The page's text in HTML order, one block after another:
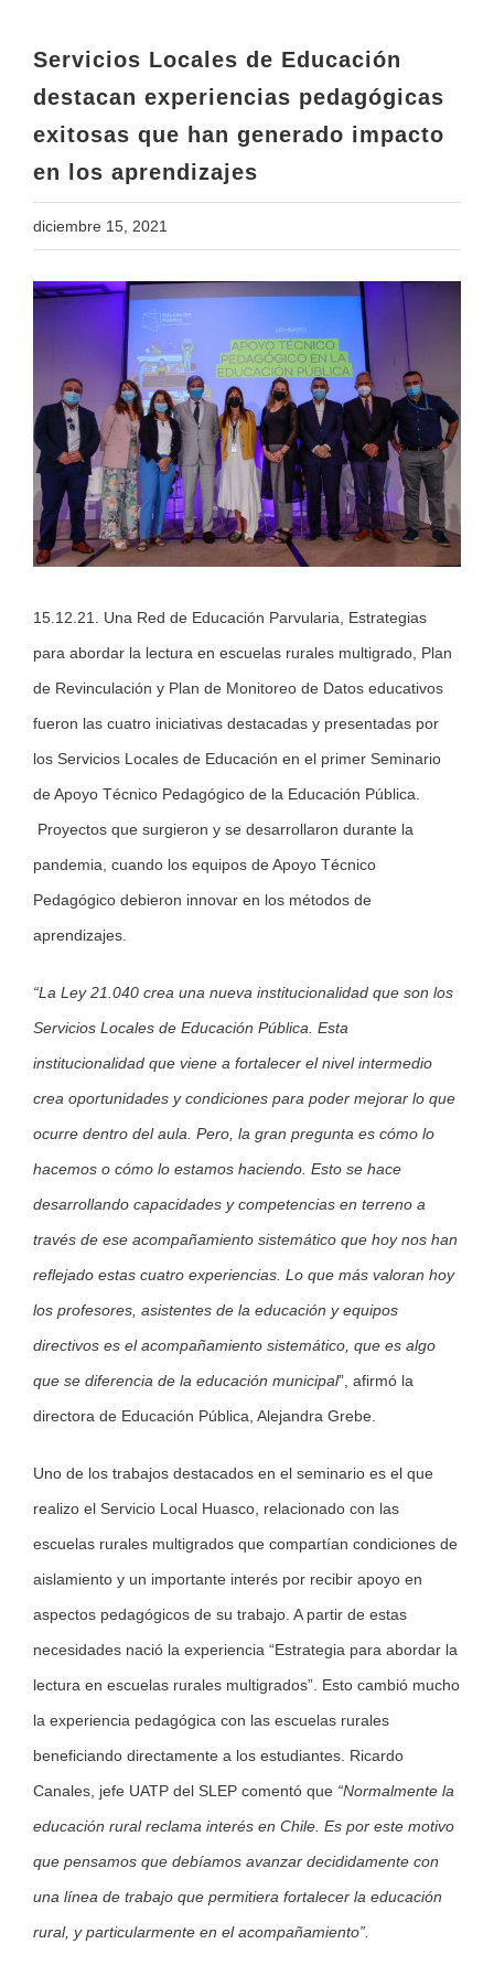
Servicios Locales de Educación
destacan experiencias pedagógicas
exitosas que han generado impacto
en los aprendizajes
diciembre 15, 2021
View
15.12.21. Una Red de Educación Parvularia, Estrategias
para abordar la lectura en escuelas rurales multigrado, Plan
de Revinculación y Plan de Monitoreo de Datos educativos
fueron las cuatro iniciativas destacadas y presentadas por
los Servicios Locales de Educación en el primer Seminario
de Apoyo Técnico Pedagógico de la Educación Pública.
Proyectos que surgieron y se desarrollaron durante la
pandemia, cuando los equipos de Apoyo Técnico
Pedagógico debieron innovar en los métodos de
aprendizajes.
“La Ley 21.040 crea una nueva institucionalidad que son los
Servicios Locales de Educación Pública. Esta
institucionalidad que viene a fortalecer el nivel intermedio
crea oportunidades y condiciones para poder mejorar lo que
ocurre dentro del aula. Pero, la gran pregunta es cómo lo
hacemos o cómo lo estamos haciendo. Esto se hace
desarrollando capacidades y competencias en terreno a
través de ese acompañamiento sistemático que hoy nos han
reflejado estas cuatro experiencias. Lo que más valoran hoy
los profesores, asistentes de la educación y equipos
directivos es el acompañamiento sistemático, que es algo
que se diferencia de la educación municipal”, afirmó la
directora de Educación Pública, Alejandra Grebe.
Uno de los trabajos destacados en el seminario es el que
realizo el Servicio Local Huasco, relacionado con las
escuelas rurales multigrados que compartían condiciones de
aislamiento y un importante interés por recibir apoyo en
aspectos pedagógicos de su trabajo. A partir de estas
necesidades nació la experiencia “Estrategia para abordar la
lectura en escuelas rurales multigrados”. Esto cambió mucho
la experiencia pedagógica con las escuelas rurales
beneficiando directamente a los estudiantes. Ricardo
Canales, jefe UATP del SLEP comentó que “Normalmente la
educación rural reclama interés en Chile. Es por este motivo
que pensamos que debíamos avanzar decididamente con
una línea de trabajo que permitiera fortalecer la educación
rural, y particularmente en el acompañamiento”.